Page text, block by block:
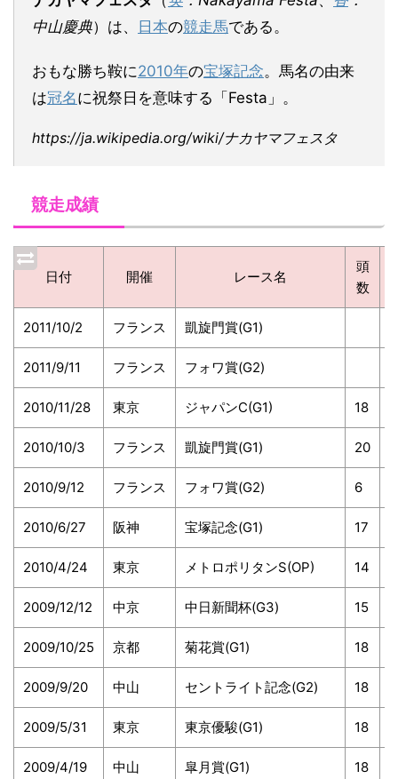
中山慶典）は、 日本の競走馬である。
おもな勝ち鞍に2010年の宝塚記念。馬名の由来
は冠名に祝祭日を意味する「Festa」。
https://ja.wikipedia.org/wiki/ナカヤマフェスタ
競走成績
日付 開催 レース名
頭
数
2011/10/2 フランス 凱旋門賞(G1)
2011/9/11 フランス フォワ賞(G2)
2010/11/28 東京 ジャパンC(G1) 18
2010/10/3 フランス 凱旋門賞(G1) 20
2010/9/12 フランス フォワ賞(G2) 6
2010/6/27 阪神 宝塚記念(G1) 17
2010/4/24 東京 メトロポリタンS(OP) 14
2009/12/12 中京 中日新聞杯(G3) 15
2009/10/25 京都 菊花賞(G1) 18
2009/9/20 中山 セントライト記念(G2) 18
2009/5/31 東京 東京優駿(G1) 18
2009/4/19 中山 皐月賞(G1) 18